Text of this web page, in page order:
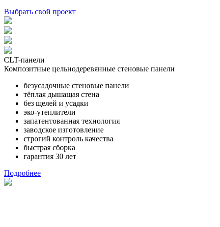
Выбрать свой проект
CLT-панели
Композитные цельнодеревянные стеновые панели
безусадочные стеновые панели
тёплая дышащая стена
без щелей и усадки
эко-утеплители
запатентованная технология
заводское изготовление
строгий контроль качества
быстрая сборка
гарантия 30 лет
Подробнее